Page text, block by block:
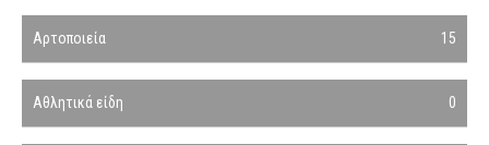
Αρτοποιεία 15
Αθλητικά είδη 0